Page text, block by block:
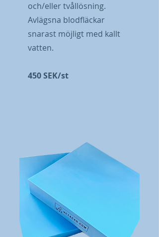
och/eller tvållösning.
Avlägsna blodfläckar
snarast möjligt med kallt
vatten.
450 SEK/st